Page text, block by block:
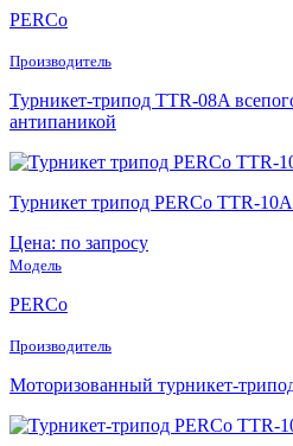
PERCo
Производитель
Турникет-трипод TTR-08A
антипаникой
Турникет трипод PERCo TTR-
Цена: по запросу
Модель
PERCo
Производитель
Моторизованный турникет-